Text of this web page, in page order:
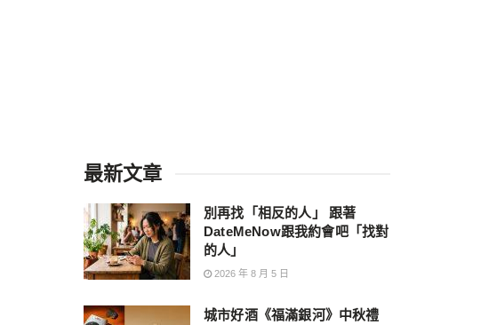
最新文章
別再找「相反的人」 跟著
DateMeNow跟我約會吧「找對
的人」
2026 年 8 月 5 日
城市好酒《福滿銀河》中秋禮